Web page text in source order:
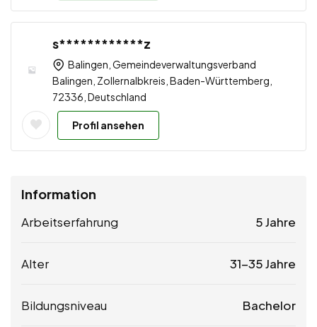
s************z
Balingen, Gemeindeverwaltungsverband
Balingen, Zollernalbkreis, Baden-Württemberg,
72336, Deutschland
Profil ansehen
Information
Arbeitserfahrung 5 Jahre
Alter 31-35 Jahre
Bildungsniveau Bachelor